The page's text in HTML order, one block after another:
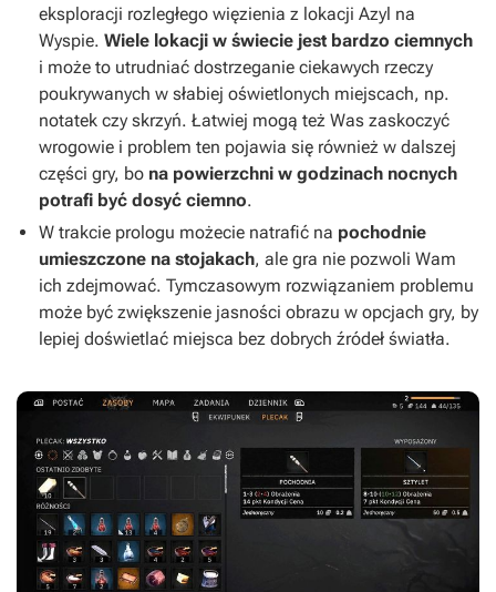
eksploracji rozległego więzienia z lokacji Azyl na
Wyspie. Wiele lokacji w świecie jest bardzo ciemnych
i może to utrudniać dostrzeganie ciekawych rzeczy
poukrywanych w słabiej oświetlonych miejscach, np.
notatek czy skrzyń. Łatwiej mogą też Was zaskoczyć
wrogowie i problem ten pojawia się również w dalszej
części gry, bo na powierzchni w godzinach nocnych
potrafi być dosyć ciemno.
W trakcie prologu możecie natrafić na pochodnie
umieszczone na stojakach, ale gra nie pozwoli Wam
ich zdejmować. Tymczasowym rozwiązaniem problemu
może być zwiększenie jasności obrazu w opcjach gry, by
lepiej doświetlać miejsca bez dobrych źródeł światła.